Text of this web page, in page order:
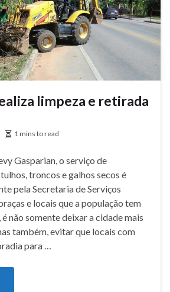
limpeza e retirada
1 mins to read
Gasparian, o serviço de
troncos e galhos secos é
pela Secretaria de Serviços
e locais que a população tem
não somente deixar a cidade mais
também, evitar que locais com
para …